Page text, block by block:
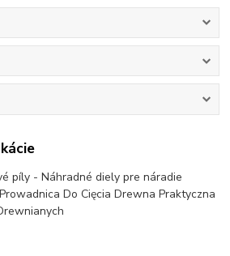
píly - Náhradné diely pre náradie
Do Cięcia Drewna Praktyczna